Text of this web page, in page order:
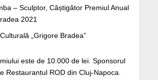
– Sculptor, Câștigător Premiul Anual
2021
„Grigore Bradea”
este de 10.000 de lei. Sponsorul
Restaurantul ROD din Cluj-Napoca.